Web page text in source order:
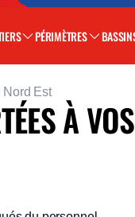
PÉRIMÈTRES
Nord Est
À
fenêtre)
fenêtre)